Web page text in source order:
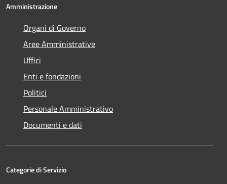
Amministrazione
Organi di Governo
Aree Amministrative
Uffici
Enti e fondazioni
Politici
Personale Amministrativo
Documenti e dati
Categorie di Servizio